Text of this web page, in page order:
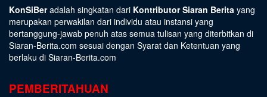
KonSiBeradalah singkatan dari Kontributor Siaran Berita yang
merupakan perwakilan dari individu atau instansi yang
bertanggung-jawab penuh atas semua tulisan yang diterbitkan di
Siaran-Berita.com sesuai dengan Syarat dan Ketentuan yang
berlaku di Siaran-Berita.com
PEMBERITAHUAN